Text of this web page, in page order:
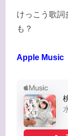
けっこう歌詞
も？
Apple Music